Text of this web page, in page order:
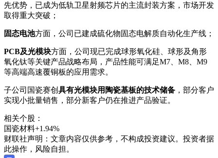
先优势，已成为低轨卫星射频芯片的主流封装方案，市场开发
取得重大突破；
固态电池方面，公司已建成硫化物固态电解质自动化生产线；
PCB及光模块方面，公司现已完成球形氧化硅、球形及角形
氧化钛等关键产品战略布局，产品性能可满足M7、M8、M9
等高端高速覆铜板的应用需求。
子公司国瓷赛创 具有光模块用陶瓷基板的技术储备 ，部分客户
实现小批量销售，部分新客户仍在推进产品验证。
相关个股：
国瓷材料+1.94%
财联社声明：文章内容仅供参考，不构成投资建议。投资者据
此操作，风险自担。